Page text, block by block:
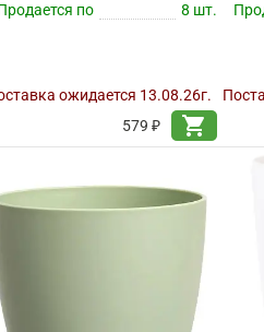
по
8 шт.
ожидается 13.08.26г.
579 ₽
shopping_cart